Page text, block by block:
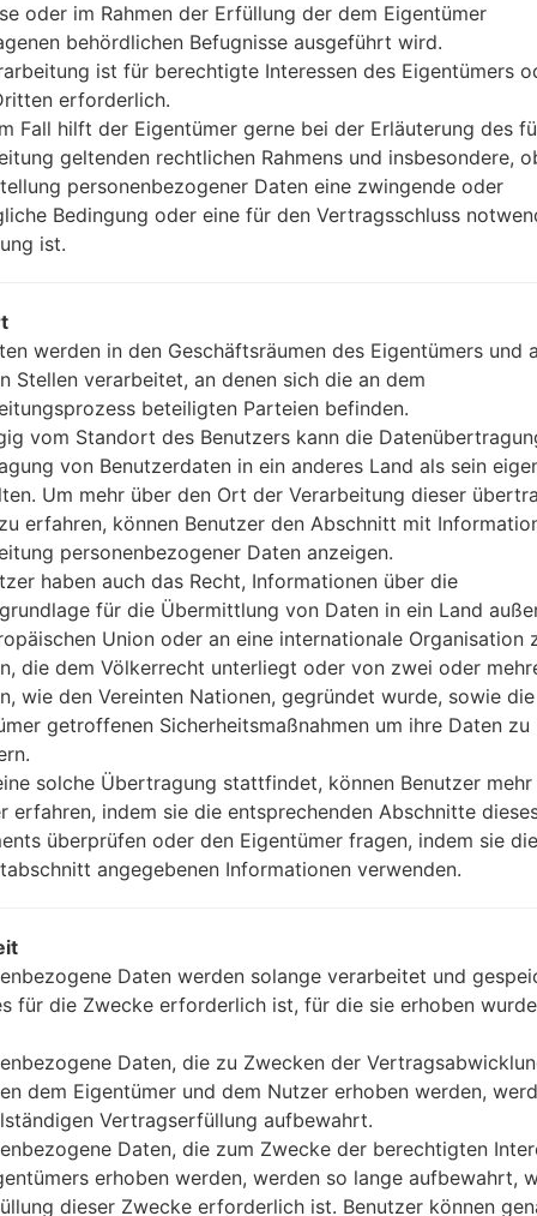
Batterie und Tastatur
nicht entfernbar Li-Po 3000
-
3.5mm jack
Version 4.0, A2DP, LE, aptX
Ja
A-GPS, GLONASS
Ja
Wi-Fi 802.11 a/b/g/n/ac,
05
MAI
Wie kann man die
Werkseinstellungen durch
oder im Rahmen der Erfüllung der dem Eigentümer
behördlichen Befugnisse ausgeführt wird.
ist für berechtigte Interessen des Eigentümers
erforderlich.
Fall hilft der Eigentümer gerne bei der Erläuterung des
geltenden rechtlichen Rahmens und insbesondere,
personenbezogener Daten eine zwingende oder
Bedingung oder eine für den Vertragsschluss
ist.
werden in den Geschäftsräumen des Eigentümers und
Stellen verarbeitet, an denen sich die an dem
beteiligten Parteien befinden.
vom Standort des Benutzers kann die
von Benutzerdaten in ein anderes Land als sein
Um mehr über den Ort der Verarbeitung dieser
erfahren, können Benutzer den Abschnitt mit
personenbezogener Daten anzeigen.
haben auch das Recht, Informationen über die
für die Übermittlung von Daten in ein Land
Union oder an eine internationale Organisation
die dem Völkerrecht unterliegt oder von zwei oder
wie den Vereinten Nationen, gegründet wurde, sowie
getroffenen Sicherheitsmaßnahmen um ihre Daten zu
solche Übertragung stattfindet, können Benutzer mehr
erfahren, indem sie die entsprechenden Abschnitte
überprüfen oder den Eigentümer fragen, indem sie
angegebenen Informationen verwenden.
Daten werden solange verarbeitet und
für die Zwecke erforderlich ist, für die sie erhoben
Daten, die zu Zwecken der
dem Eigentümer und dem Nutzer erhoben werden,
Vertragserfüllung aufbewahrt.
Daten, die zum Zwecke der berechtigten
erhoben werden, werden so lange aufbewahrt,
dieser Zwecke erforderlich ist. Benutzer können